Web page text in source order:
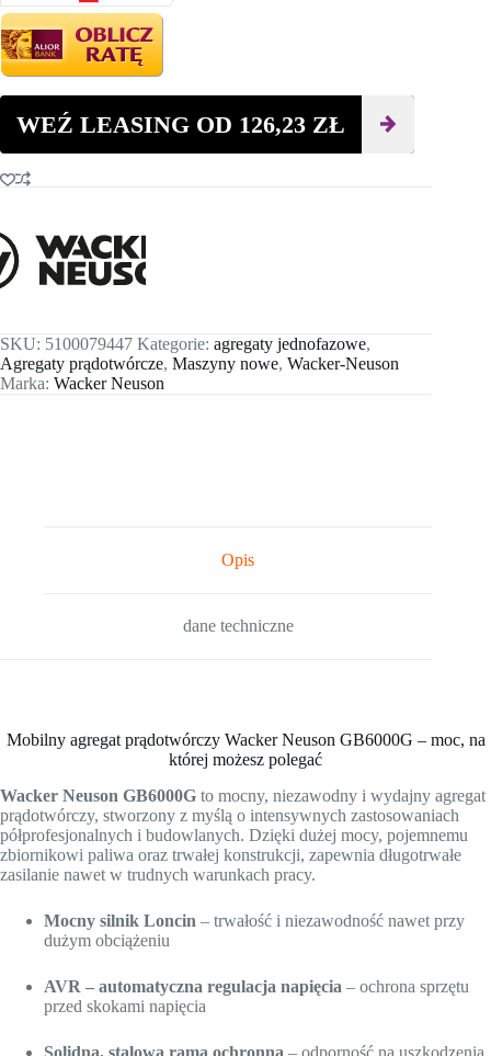
WEŹ LEASING OD 126,23 ZŁ
SKU: 5100079447 Kategorie: agregaty jednofazowe,
Agregaty prądotwórcze, Maszyny nowe, Wacker-Neuson
Marka: Wacker Neuson
Opis
dane techniczne
Mobilny agregat prądotwórczy Wacker Neuson GB6000G – moc, na
której możesz polegać
Wacker Neuson GB6000G to mocny, niezawodny i wydajny agregat
prądotwórczy, stworzony z myślą o intensywnych zastosowaniach
półprofesjonalnych i budowlanych. Dzięki dużej mocy, pojemnemu
zbiornikowi paliwa oraz trwałej konstrukcji, zapewnia długotrwałe
zasilanie nawet w trudnych warunkach pracy.
Mocny silnik Loncin – trwałość i niezawodność nawet przy
dużym obciążeniu
AVR – automatyczna regulacja napięcia – ochrona sprzętu
przed skokami napięcia
Solidna, stalowa rama ochronna – odporność na uszkodzenia